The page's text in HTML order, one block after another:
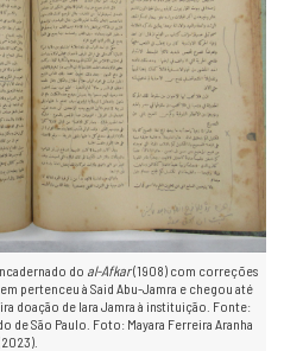
do al-Afkar(1908) com correções
pertenceu à Said Abu-Jamra e chegou até
doação de Iara Jamra à instituição. Fonte:
de São Paulo. Foto: Mayara Ferreira Aranha